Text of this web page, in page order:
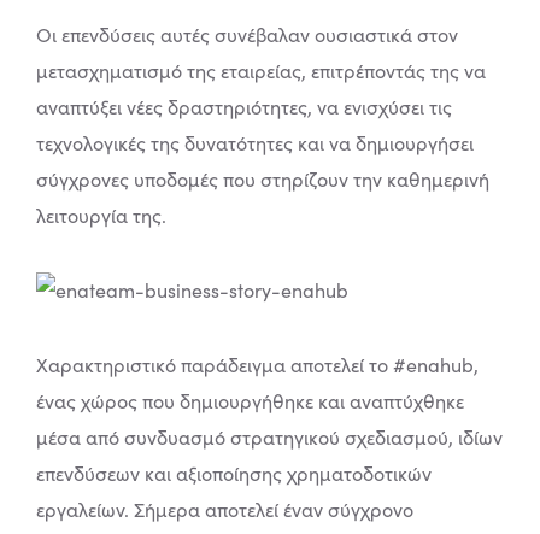
Οι επενδύσεις αυτές συνέβαλαν ουσιαστικά στον
μετασχηματισμό της εταιρείας, επιτρέποντάς της να
αναπτύξει νέες δραστηριότητες, να ενισχύσει τις
τεχνολογικές της δυνατότητες και να δημιουργήσει
σύγχρονες υποδομές που στηρίζουν την καθημερινή
λειτουργία της.
Χαρακτηριστικό παράδειγμα αποτελεί το #enahub,
ένας χώρος που δημιουργήθηκε και αναπτύχθηκε
μέσα από συνδυασμό στρατηγικού σχεδιασμού, ιδίων
επενδύσεων και αξιοποίησης χρηματοδοτικών
εργαλείων. Σήμερα αποτελεί έναν σύγχρονο